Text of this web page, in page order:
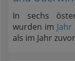
In sechs
wurden im
als im Jahr